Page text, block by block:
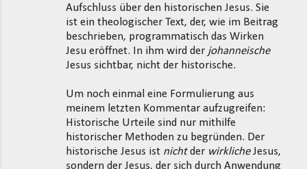
Aufschluss über den historischen Jesus. Sie
ist ein theologischer Text, der, wie im Beitrag
beschrieben, programmatisch das Wirken
Jesu eröffnet. In ihm wird der johanneische
Jesus sichtbar, nicht der historische.
Um noch einmal eine Formulierung aus
meinem letzten Kommentar aufzugreifen:
Historische Urteile sind nur mithilfe
historischer Methoden zu begründen. Der
historische Jesus ist nichtder wirklicheJesus,
sondern der Jesus, der sich durch Anwendung